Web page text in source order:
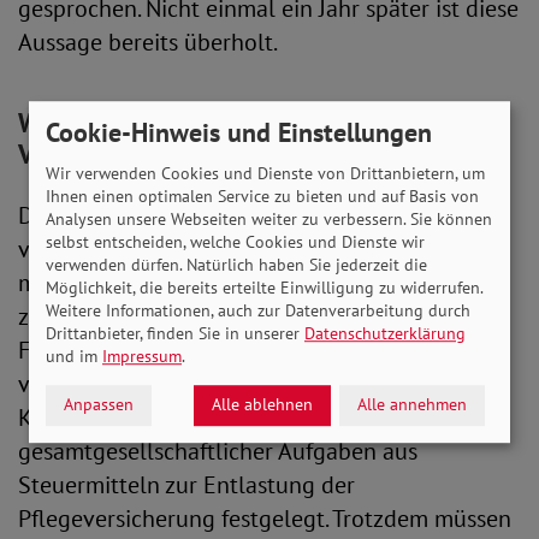
gesprochen. Nicht einmal ein Jahr später ist diese
Aussage bereits überholt.
Wird es teurer, zahlen das allein die
Versicherten
Dabei mangelt es weniger an Erkenntnis als
vielmehr an der Umsetzung durch die
miteinander regierenden Parteien. Die haben
zwar eine grundlegende Struktur- und
Finanzreform der Pflegeversicherung
versprochen und sich bereits im
Koalitionsvertrag auf die Finanzierung
gesamtgesellschaftlicher Aufgaben aus
Steuermitteln zur Entlastung der
Pflegeversicherung festgelegt. Trotzdem müssen
Cookie-Hinweis und Einstellungen
Wir verwenden Cookies und Dienste von Drittanbietern, um
Ihnen einen optimalen Service zu bieten und auf Basis von
Analysen unsere Webseiten weiter zu verbessern. Sie können
selbst entscheiden, welche Cookies und Dienste wir
verwenden dürfen. Natürlich haben Sie jederzeit die
Möglichkeit, die bereits erteilte Einwilligung zu widerrufen.
Weitere Informationen, auch zur Datenverarbeitung durch
Drittanbieter, finden Sie in unserer Datenschutzerklärung
und im Impressum.
Anpassen Alle ablehnen Alle annehmen